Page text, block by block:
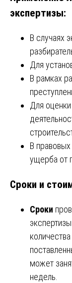
экспертизы:
В случаях
Для
В рамках
Для
В
ущерба от
Сроки и
Сроки
может
недель.